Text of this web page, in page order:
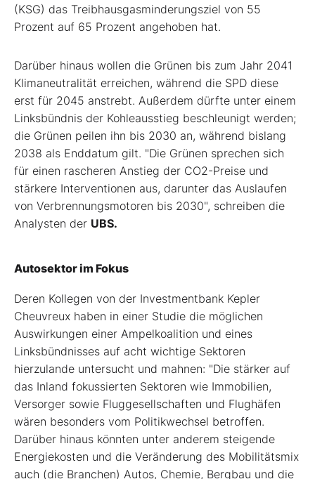
(KSG) das Treibhausgasminderungsziel von 55
Prozent auf 65 Prozent angehoben hat.
Darüber hinaus wollen die Grünen bis zum Jahr 2041
Klimaneutralität erreichen, während die SPD diese
erst für 2045 anstrebt. Außerdem dürfte unter einem
Linksbündnis der Kohleausstieg beschleunigt werden;
die Grünen peilen ihn bis 2030 an, während bislang
2038 als Enddatum gilt. "Die Grünen sprechen sich
für einen rascheren Anstieg der CO2-Preise und
stärkere Interventionen aus, darunter das Auslaufen
von Verbrennungsmotoren bis 2030", schreiben die
Analysten der UBS.
Autosektor im Fokus
Deren Kollegen von der Investmentbank Kepler
Cheuvreux haben in einer Studie die möglichen
Auswirkungen einer Ampelkoalition und eines
Linksbündnisses auf acht wichtige Sektoren
hierzulande untersucht und mahnen: "Die stärker auf
das Inland fokussierten Sektoren wie Immobilien,
Versorger sowie Fluggesellschaften und Flughäfen
wären besonders vom Politikwechsel betroffen.
Darüber hinaus könnten unter anderem steigende
Energiekosten und die Veränderung des Mobilitätsmix
auch (die Branchen) Autos, Chemie, Bergbau und die